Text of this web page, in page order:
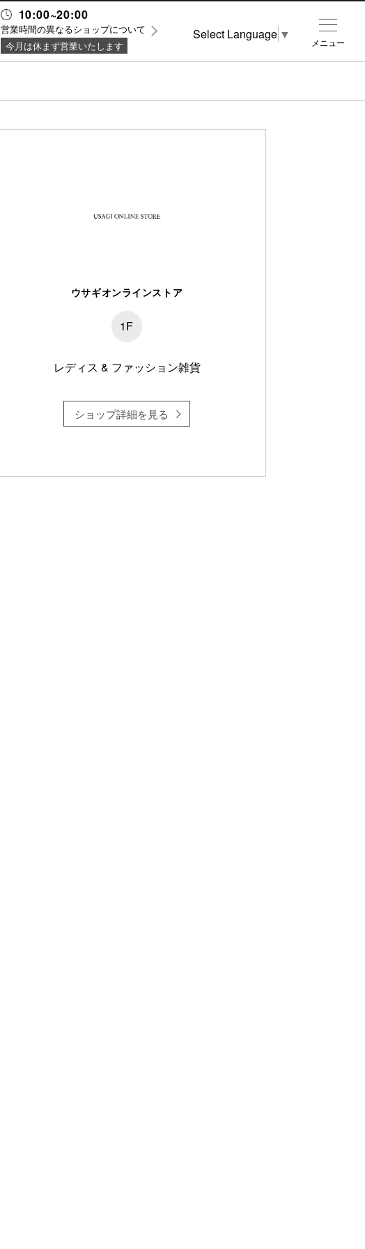
10:00~20:00
営業時間の異なるショップについて
今月は休まず営業いたします
ウサギオンラインストア
1F
レディス & ファッション雑貨
ショップ詳細を見る
メニュー
Select Language ▼